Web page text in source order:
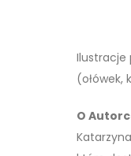
Ilustracje
(ołówek,
O